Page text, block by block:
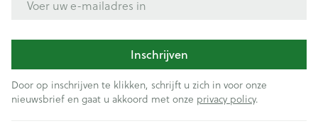
Inschrijven
Door op inschrijven te klikken, schrijft u zich in voor onze
nieuwsbrief en gaat u akkoord met onze privacy policy.